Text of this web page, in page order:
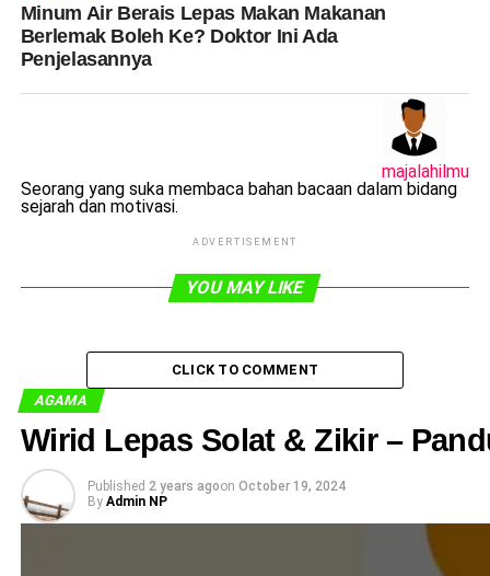
Minum Air Berais Lepas Makan Makanan
Berlemak Boleh Ke? Doktor Ini Ada
Penjelasannya
majalahilmu
Seorang yang suka membaca bahan bacaan dalam bidang
sejarah dan motivasi.
ADVERTISEMENT
YOU MAY LIKE
CLICK TO COMMENT
AGAMA
Wirid Lepas Solat & Zikir –
Published 2 years agoon October 19, 2024
By Admin NP